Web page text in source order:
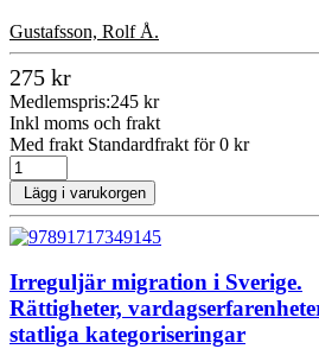
Gustafsson, Rolf Å.
275 kr
Medlemspris:245 kr
Inkl moms och frakt
Med frakt Standardfrakt för 0 kr
Lägg i varukorgen
Irreguljär migration i Sverige.
Rättigheter,
statliga kategoriseringar